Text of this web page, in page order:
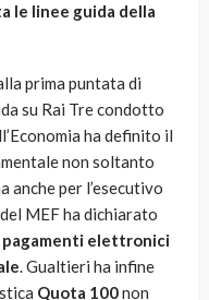
le linee guida della
prima puntata di
su Rai Tre condotto
ha definito il
non soltanto
anche per l’esecutivo
MEF ha dichiarato
pagamenti elettronici
. Gualtieri ha infine
Quota 100non